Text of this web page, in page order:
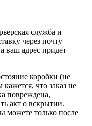
служба и
через почту
ваш адрес придет
коробки (не
что заказ не
повреждена,
акт о вскрытии.
можете только после